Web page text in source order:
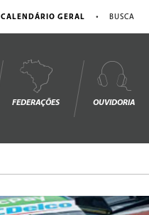
CALENDÁRIO GERAL • BUSCA
FEDERAÇÕES OUVIDORIA